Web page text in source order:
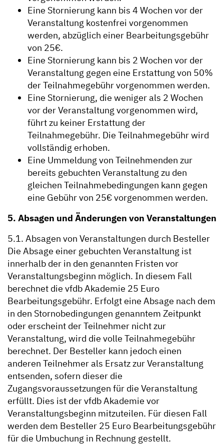
Eine Stornierung kann bis 4 Wochen vor der
Veranstaltung kostenfrei vorgenommen
werden, abzüglich einer Bearbeitungsgebühr
von 25€.
Eine Stornierung kann bis 2 Wochen vor der
Veranstaltung gegen eine Erstattung von 50%
der Teilnahmegebühr vorgenommen werden.
Eine Stornierung, die weniger als 2 Wochen
vor der Veranstaltung vorgenommen wird,
führt zu keiner Erstattung der
Teilnahmegebühr. Die Teilnahmegebühr wird
vollständig erhoben.
Eine Ummeldung von Teilnehmenden zur
bereits gebuchten Veranstaltung zu den
gleichen Teilnahmebedingungen kann gegen
eine Gebühr von 25€ vorgenommen werden.
5. Absagen und Änderungen von Veranstaltungen
5.1. Absagen von Veranstaltungen durch Besteller
Die Absage einer gebuchten Veranstaltung ist
innerhalb der in den genannten Fristen vor
Veranstaltungsbeginn möglich. In diesem Fall
berechnet die vfdb Akademie 25 Euro
Bearbeitungsgebühr. Erfolgt eine Absage nach dem
in den Stornobedingungen genanntem Zeitpunkt
oder erscheint der Teilnehmer nicht zur
Veranstaltung, wird die volle Teilnahmegebühr
berechnet. Der Besteller kann jedoch einen
anderen Teilnehmer als Ersatz zur Veranstaltung
entsenden, sofern dieser die
Zugangsvoraussetzungen für die Veranstaltung
erfüllt. Dies ist der vfdb Akademie vor
Veranstaltungsbeginn mitzuteilen. Für diesen Fall
werden dem Besteller 25 Euro Bearbeitungsgebühr
für die Umbuchung in Rechnung gestellt.